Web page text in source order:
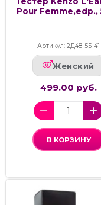
Pour Femme,edp.,
Артикул: 2Д48-55-41
Женский
499.00 руб.
В КОРЗИНУ